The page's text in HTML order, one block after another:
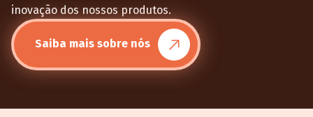
inovação dos nossos produtos.
Saiba mais sobre nós